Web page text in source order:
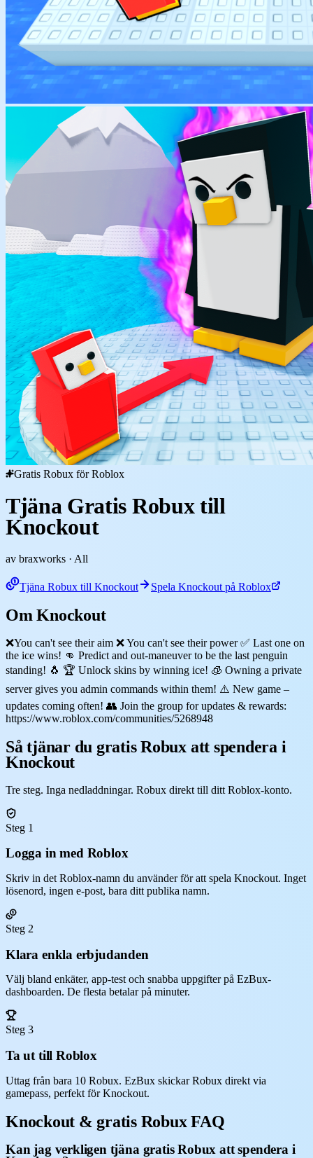
Gratis Robux för Roblox
Tjäna Gratis Robux till
Knockout
av braxworks · All
Tjäna Robux till Knockout Spela Knockout på Roblox
Om Knockout
❌You can't see their aim ❌ You can't see their power ✅ Last one on
the ice wins! 👊 Predict and out-maneuver to be the last penguin
standing! 🐧 🏆 Unlock skins by winning ice! 🧊 Owning a private
server gives you admin commands within them! ⚠️ New game –
updates coming often! 👥 Join the group for updates & rewards:
https://www.roblox.com/communities/5268948
Så tjänar du gratis Robux att spendera i
Knockout
Tre steg. Inga nedladdningar. Robux direkt till ditt Roblox-konto.
Steg 1
Logga in med Roblox
Skriv in det Roblox-namn du använder för att spela Knockout. Inget
lösenord, ingen e-post, bara ditt publika namn.
Steg 2
Klara enkla erbjudanden
Välj bland enkäter, app-test och snabba uppgifter på EzBux-
dashboarden. De flesta betalar på minuter.
Steg 3
Ta ut till Roblox
Uttag från bara 10 Robux. EzBux skickar Robux direkt via
gamepass, perfekt för Knockout.
Knockout & gratis Robux FAQ
Kan jag verkligen tjäna gratis Robux att spendera i